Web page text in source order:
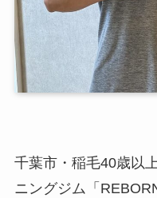
千葉市・稲毛40歳以
ニングジム「